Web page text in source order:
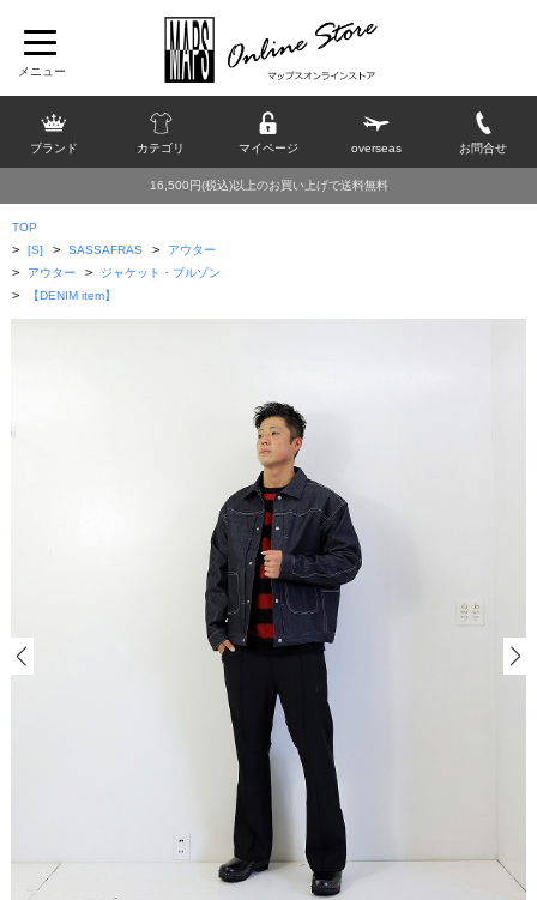
ブランド カテゴリ マイページ overseas お問合せ
16,500円(税込)以上のお買い上げで送料無料
TOP
> [S] > SASSAFRAS > アウター
> アウター > ジャケット・ブルゾン
> 【DENIM item】